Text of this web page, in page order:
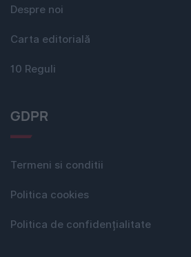
Despre noi
Carta editorială
10 Reguli
GDPR
Termeni si conditii
Politica cookies
Politica de confidențialitate